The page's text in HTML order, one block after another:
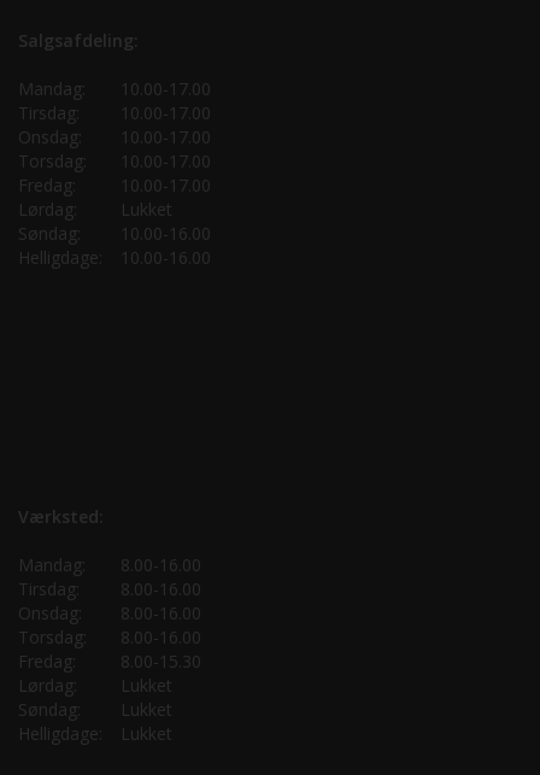
Salgsafdeling:
Mandag:
10.00-17.00
Tirsdag:
10.00-17.00
Onsdag:
10.00-17.00
Torsdag:
10.00-17.00
Fredag:
10.00-17.00
Lørdag:
Lukket
Søndag:
10.00-16.00
Helligdage:
10.00-16.00
Værksted:
Mandag:
8.00-16.00
Tirsdag:
8.00-16.00
Onsdag:
8.00-16.00
Torsdag:
8.00-16.00
Fredag:
8.00-15.30
Lørdag:
Lukket
Søndag:
Lukket
Helligdage:
Lukket